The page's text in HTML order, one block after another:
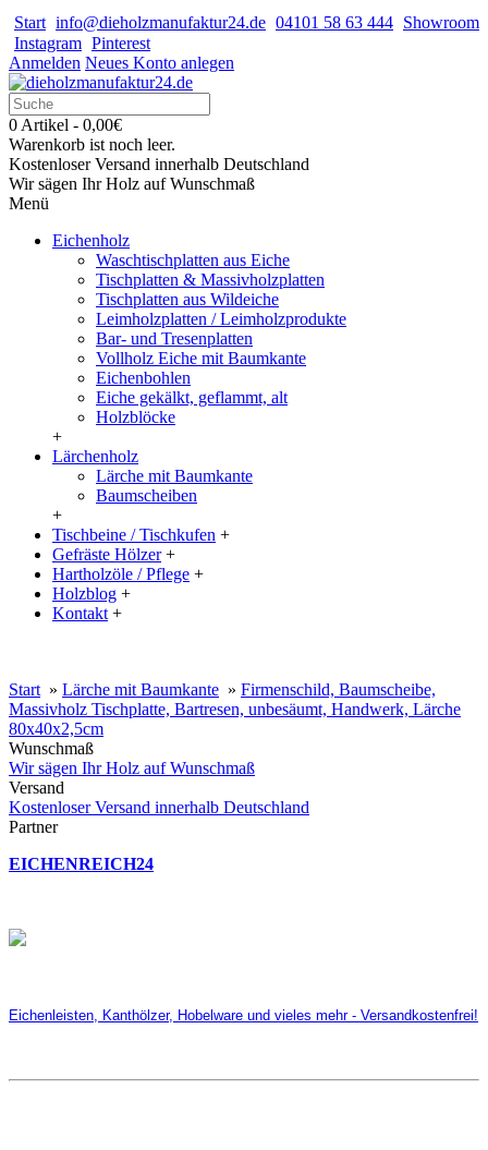
Start info@dieholzmanufaktur24.de 04101 58 63 444 Showroom
Instagram Pinterest
Anmelden Neues Konto anlegen
0 Artikel - 0,00€
Warenkorb ist noch leer.
Kostenloser Versand innerhalb Deutschland
Wir sägen Ihr Holz auf Wunschmaß
Menü
Eichenholz
Waschtischplatten aus Eiche
Tischplatten & Massivholzplatten
Tischplatten aus Wildeiche
Leimholzplatten / Leimholzprodukte
Bar- und Tresenplatten
Vollholz Eiche mit Baumkante
Eichenbohlen
Eiche gekälkt, geflammt, alt
Holzblöcke
+
Lärchenholz
Lärche mit Baumkante
Baumscheiben
+
Tischbeine / Tischkufen +
Gefräste Hölzer +
Hartholzöle / Pflege +
Holzblog +
Kontakt +
Start » Lärche mit Baumkante » Firmenschild, Baumscheibe,
Massivholz Tischplatte, Bartresen, unbesäumt, Handwerk, Lärche
80x40x2,5cm
Wunschmaß
Wir sägen Ihr Holz auf Wunschmaß
Versand
Kostenloser Versand innerhalb Deutschland
Partner
EICHENREICH24
Eichenleisten, Kanthölzer, Hobelware und vieles mehr - Versandkostenfrei!